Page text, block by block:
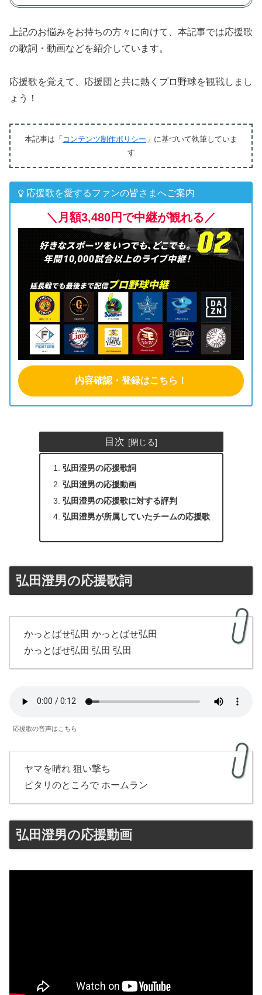
上記のお悩みをお持ちの方々に向けて、本記事では応援歌
の歌詞・動画などを紹介しています。
応援歌を覚えて、応援団と共に熱くプロ野球を観戦しまし
ょう！
本記事は「 コンテンツ制作ポリシー 」に基づいて執筆していま
す
応援歌を愛するファンの皆さまへご案内
＼月額3,480円で中継が観れる／
内容確認・登録はこちら！
目次
弘田澄男の応援歌詞
弘田澄男の応援動画
弘田澄男の応援歌に対する評判
弘田澄男が所属していたチームの応援歌
弘田澄男の応援歌詞
かっとばせ弘田 かっとばせ弘田
かっとばせ弘田 弘田 弘田
応援歌の音声はこちら
ヤマを晴れ 狙い撃ち
ピタリのところで ホームラン
弘田澄男の応援動画